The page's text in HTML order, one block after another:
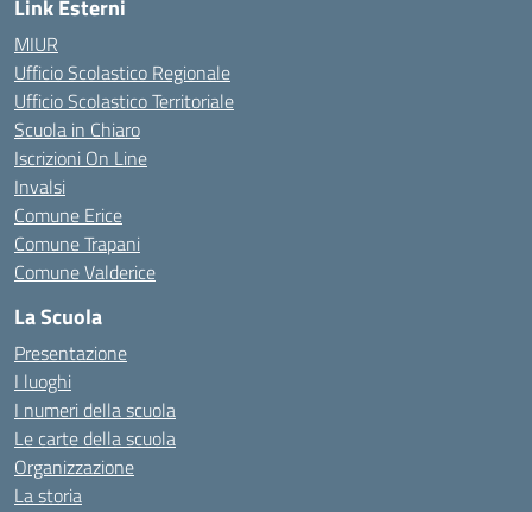
Link Esterni
MIUR
Ufficio Scolastico Regionale
Ufficio Scolastico Territoriale
Scuola in Chiaro
Iscrizioni On Line
Invalsi
Comune Erice
Comune Trapani
Comune Valderice
La Scuola
Presentazione
I luoghi
I numeri della scuola
Le carte della scuola
Organizzazione
La storia